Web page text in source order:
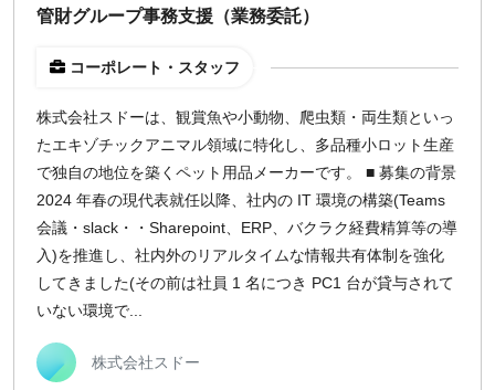
管財グループ事務支援（業務委託）
コーポレート・スタッフ
株式会社スドーは、観賞魚や小動物、爬虫類・両生類といっ
たエキゾチックアニマル領域に特化し、多品種小ロット生産
で独自の地位を築くペット用品メーカーです。 ■ 募集の背景
2024 年春の現代表就任以降、社内の IT 環境の構築(Teams
会議・slack・・Sharepoint、ERP、バクラク経費精算等の導
入)を推進し、社内外のリアルタイムな情報共有体制を強化
してきました(その前は社員 1 名につき PC1 台が貸与されて
いない環境で...
株式会社スドー